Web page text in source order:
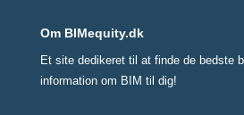
Om BIMequity.dk
Et site dedikeret til at finde de bedste
information om BIM til dig!